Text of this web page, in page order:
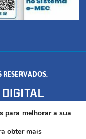
FORMIGA/MG - CEP:
para melhorar a sua
obter mais